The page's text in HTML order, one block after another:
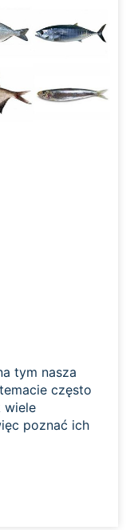
tym nasza
często
wiele
poznać ich